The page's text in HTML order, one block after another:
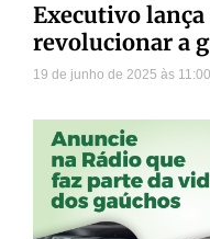
Executivo
revolucionar a
19 de junho de 2025 11:00